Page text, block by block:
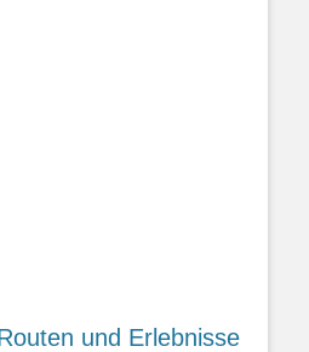
und Erlebnisse